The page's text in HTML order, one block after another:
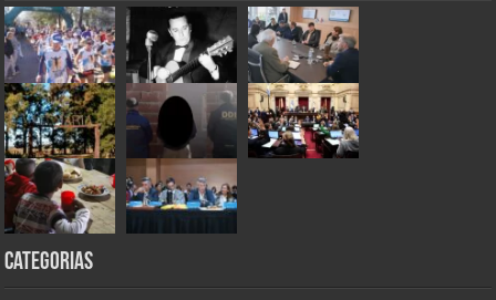
Categorias